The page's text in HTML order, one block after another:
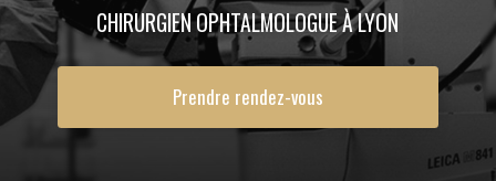
CHIRURGIEN OPHTALMOLOGUE À LYON
Prendre rendez-vous